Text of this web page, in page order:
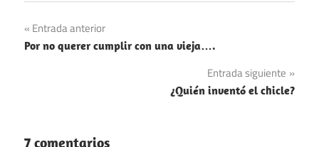
Navegación
de
Entrada anterior
Por no querer cumplir con una vieja….
Entrada siguiente
¿Quién inventó el chicle?
7 comentarios